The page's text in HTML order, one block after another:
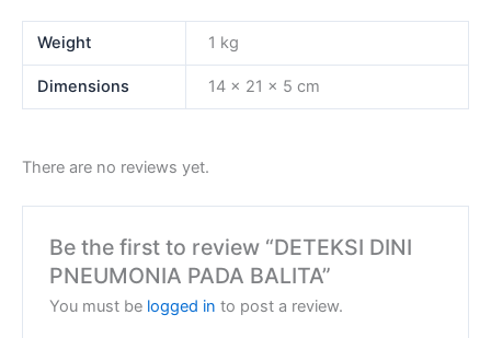
Weight 1 kg
Dimensions 14 × 21 × 5 cm
There are no reviews yet.
Be the first to review “DETEKSI DINI
PNEUMONIA PADA BALITA”
You must be logged in to post a review.